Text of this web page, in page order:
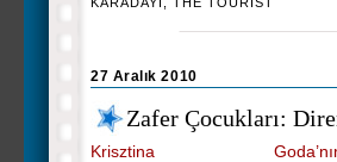
27 Aralık 2010
Zafer Çocukları:
Krisztina